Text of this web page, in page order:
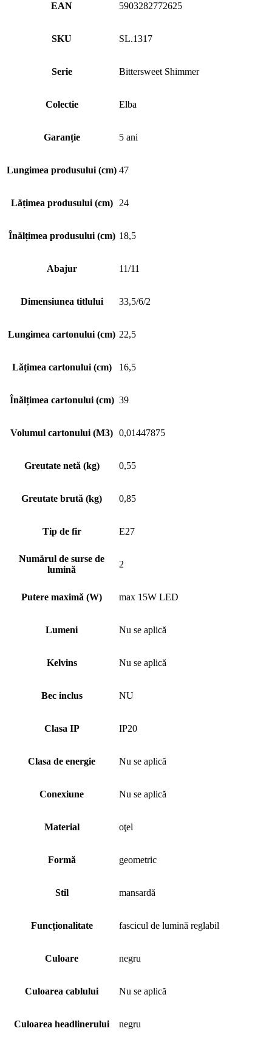
EAN 5903282772625
SKU SL.1317
Serie Bittersweet Shimmer
Colectie Elba
Garanție 5 ani
Lungimea produsului (cm) 47
Lățimea produsului (cm) 24
Înălțimea produsului (cm) 18,5
Abajur 11/11
Dimensiunea titlului 33,5/6/2
Lungimea cartonului (cm) 22,5
Lățimea cartonului (cm) 16,5
Înălțimea cartonului (cm) 39
Volumul cartonului (M3) 0,01447875
Greutate netă (kg) 0,55
Greutate brută (kg) 0,85
Tip de fir E27
Numărul de surse de
lumină
2
Putere maximă (W) max 15W LED
Lumeni Nu se aplică
Kelvins Nu se aplică
Bec inclus NU
Clasa IP IP20
Clasa de energie Nu se aplică
Conexiune Nu se aplică
Material oţel
Formă geometric
Stil mansardă
Funcționalitate fascicul de lumină reglabil
Culoare negru
Culoarea cablului Nu se aplică
Culoarea headlinerului negru